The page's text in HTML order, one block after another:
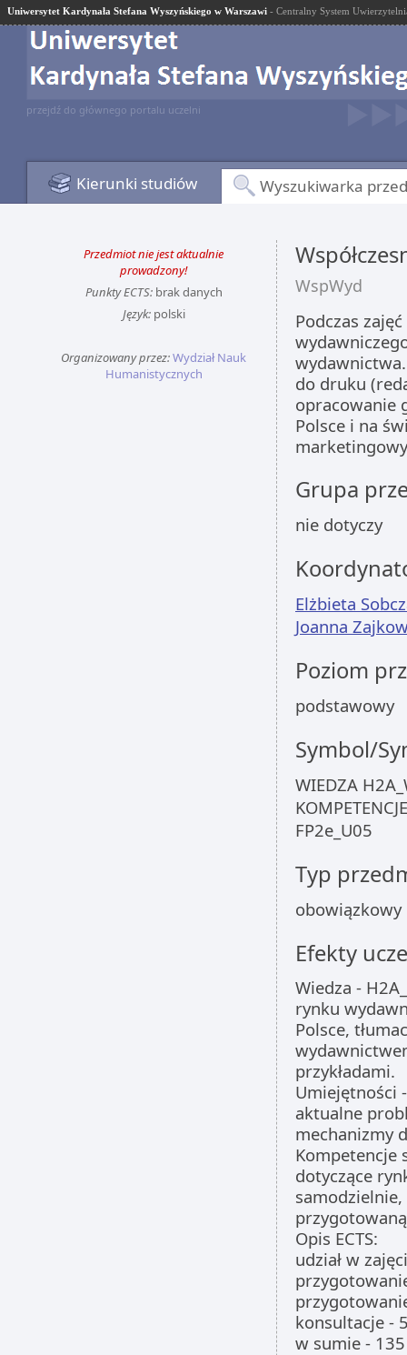
Uniwersytet Kardynała Stefana Wyszyńskiego w Warszawi - Centralny System
przejdź do głównego portalu uczelni
Kierunki studiów Wyszukiwarka
Przedmiot nie jest aktualnie
prowadzony!
Punkty ECTS:brak danych
Język:polski
Organizowany przez:Wydział Nauk
Humanistycznych
WspWyd
Podczas
do druku
opracowanie
Polsce i na
Grupa
nie dotyczy
Elżbieta
Joanna
Poziom
podstawowy
Symbol/
WIEDZA
FP2e_U05
Typ
obowiązkowy
Efekty
Wiedza -
rynku
Polsce,
przykładami.
Umiejętności
aktualne
mechanizmy
Kompetencje
dotyczące
Opis ECTS:
udział w
konsultacje -
w sumie -